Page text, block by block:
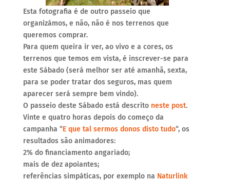
Esta fotografia é de outro passeio que
organizámos, e não, não é nos terrenos que
queremos comprar.
Para quem queira ir ver, ao vivo e a cores, os
terrenos que temos em vista, é inscrever-se para
este Sábado (será melhor ser até amanhã, sexta,
para se poder tratar dos seguros, mas quem
aparecer será sempre bem vindo).
O passeio deste Sábado está descrito neste post.
Vinte e quatro horas depois do começo da
campanha “E que tal sermos donos disto tudo“, os
resultados são animadores:
2% do financiamento angariado;
mais de dez apoiantes;
referências simpáticas, por exemplo na Naturlink